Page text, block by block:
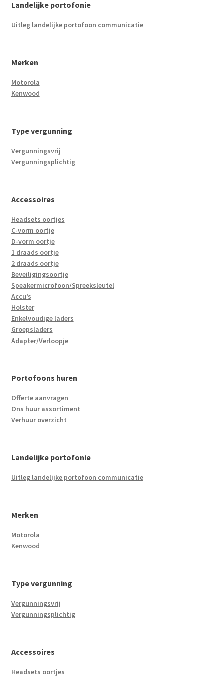
Landelijke portofonie
Uitleg landelijke portofoon communicatie
Merken
Motorola
Kenwood
Type vergunning
Vergunningsvrij
Vergunningsplichtig
Accessoires
Headsets oortjes
C-vorm oortje
D-vorm oortje
1 draads oortje
2 draads oortje
Beveiligingsoortje
Speakermicrofoon/Spreeksleutel
Accu’s
Holster
Enkelvoudige laders
Groepsladers
Adapter/Verloopje
Portofoons huren
Offerte aanvragen
Ons huur assortiment
Verhuur overzicht
Landelijke portofonie
Uitleg landelijke portofoon communicatie
Merken
Motorola
Kenwood
Type vergunning
Vergunningsvrij
Vergunningsplichtig
Accessoires
Headsets oortjes